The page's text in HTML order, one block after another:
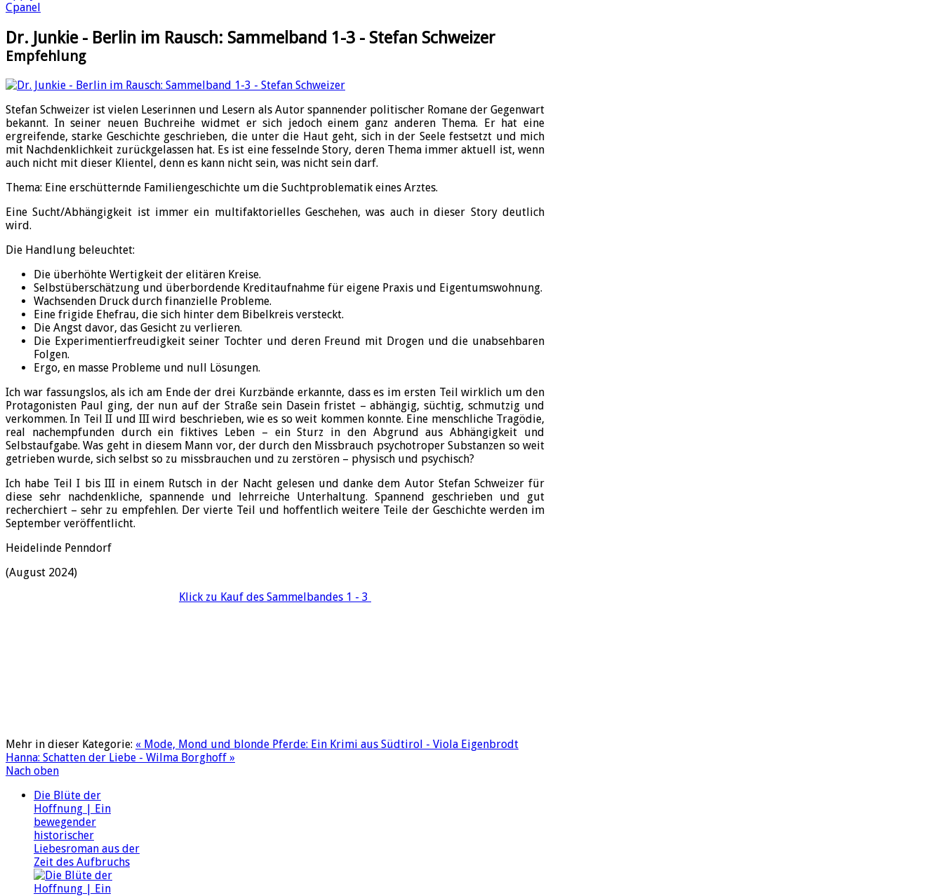
Cpanel
Dr. Junkie - Berlin im Rausch: Sammelband 1-3 - Stefan Schweizer
Empfehlung
Stefan Schweizer ist vielen Leserinnen und Lesern als Autor spannender politischer Romane der Gegenwart
bekannt. In seiner neuen Buchreihe widmet er sich jedoch einem ganz anderen Thema. Er hat eine
ergreifende, starke Geschichte geschrieben, die unter die Haut geht, sich in der Seele festsetzt und mich
mit Nachdenklichkeit zurückgelassen hat. Es ist eine fesselnde Story, deren Thema immer aktuell ist, wenn
auch nicht mit dieser Klientel, denn es kann nicht sein, was nicht sein darf.
Thema: Eine erschütternde Familiengeschichte um die Suchtproblematik eines Arztes.
Eine Sucht/Abhängigkeit ist immer ein multifaktorielles Geschehen, was auch in dieser Story deutlich
wird.
Die Handlung beleuchtet:
Die überhöhte Wertigkeit der elitären Kreise.
Selbstüberschätzung und überbordende Kreditaufnahme für eigene Praxis und Eigentumswohnung.
Wachsenden Druck durch finanzielle Probleme.
Eine frigide Ehefrau, die sich hinter dem Bibelkreis versteckt.
Die Angst davor, das Gesicht zu verlieren.
Die Experimentierfreudigkeit seiner Tochter und deren Freund mit Drogen und die unabsehbaren
Folgen.
Ergo, en masse Probleme und null Lösungen.
Ich war fassungslos, als ich am Ende der drei Kurzbände erkannte, dass es im ersten Teil wirklich um den
Protagonisten Paul ging, der nun auf der Straße sein Dasein fristet – abhängig, süchtig, schmutzig und
verkommen. In Teil II und III wird beschrieben, wie es so weit kommen konnte. Eine menschliche Tragödie,
real nachempfunden durch ein fiktives Leben – ein Sturz in den Abgrund aus Abhängigkeit und
Selbstaufgabe. Was geht in diesem Mann vor, der durch den Missbrauch psychotroper Substanzen so weit
getrieben wurde, sich selbst so zu missbrauchen und zu zerstören – physisch und psychisch?
Ich habe Teil I bis III in einem Rutsch in der Nacht gelesen und danke dem Autor Stefan Schweizer für
diese sehr nachdenkliche, spannende und lehrreiche Unterhaltung. Spannend geschrieben und gut
recherchiert – sehr zu empfehlen. Der vierte Teil und hoffentlich weitere Teile der Geschichte werden im
September veröffentlicht.
Heidelinde Penndorf
(August 2024)
Klick zu Kauf des Sammelbandes 1 - 3
Mehr in dieser Kategorie: « Mode, Mond und blonde Pferde: Ein Krimi aus Südtirol - Viola Eigenbrodt
Hanna: Schatten der Liebe - Wilma Borghoff »
Nach oben
Die Blüte der
Hoffnung | Ein
bewegender
historischer
Liebesroman aus der
Zeit des Aufbruchs